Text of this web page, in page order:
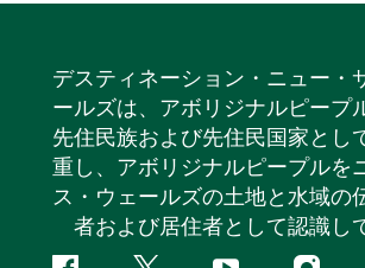
デスティネーション・ニュー・
ールズは、アボリジナルピープ
先住民族および先住民国家とし
重し、アボリジナルピープルを
ス・ウェールズの土地と水域の
者および居住者として認識し